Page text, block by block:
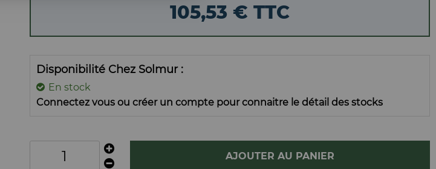
105,53 € TTC
Disponibilité Chez Solmur
En stock
Connectez vous ou créer un compte pour connaitre le détail des stocks
AJOUTER AU PANIER